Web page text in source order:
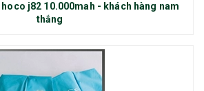
j82 10.000mah - khách hàng nam
thắng